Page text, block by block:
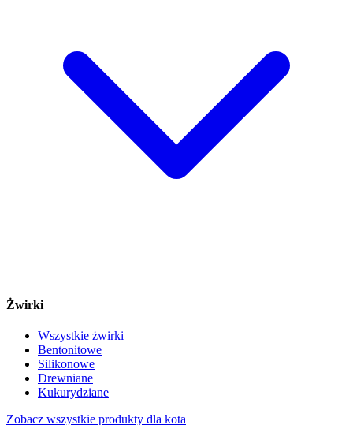
Żwirki
Wszystkie żwirki
Bentonitowe
Silikonowe
Drewniane
Kukurydziane
Zobacz wszystkie produkty dla kota